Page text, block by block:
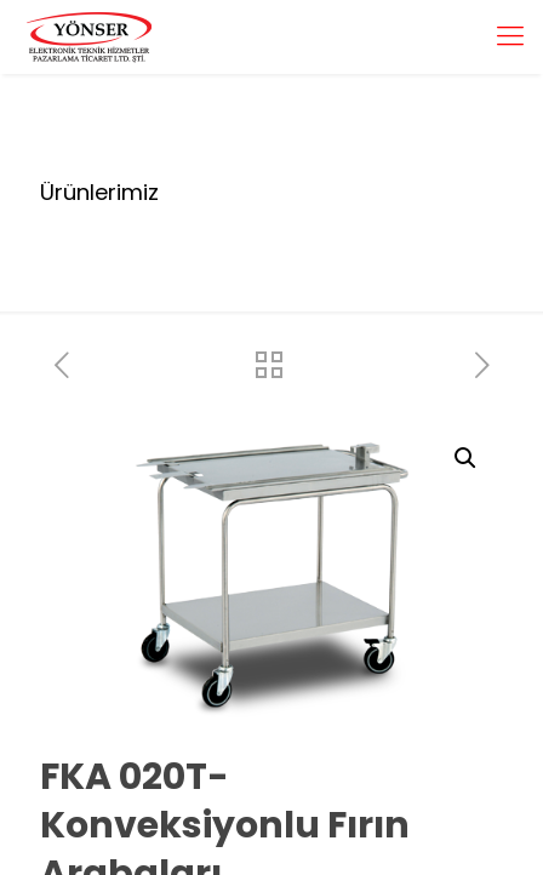
Ürünlerimiz
FKA 020T-
Konveksiyonlu Fırın